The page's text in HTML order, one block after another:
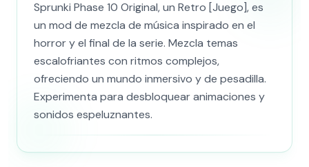
Sprunki Phase 10 Original, un Retro [Juego], es
un mod de mezcla de música inspirado en el
horror y el final de la serie. Mezcla temas
escalofriantes con ritmos complejos,
ofreciendo un mundo inmersivo y de pesadilla.
Experimenta para desbloquear animaciones y
sonidos espeluznantes.